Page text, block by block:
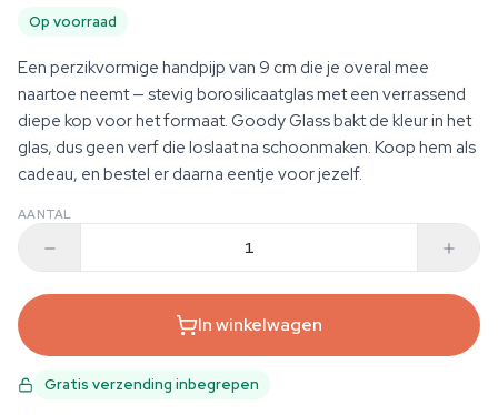
Op voorraad
Een perzikvormige handpijp van 9 cm die je overal mee
naartoe neemt — stevig borosilicaatglas met een verrassend
diepe kop voor het formaat. Goody Glass bakt de kleur in het
glas, dus geen verf die loslaat na schoonmaken. Koop hem als
cadeau, en bestel er daarna eentje voor jezelf.
AANTAL
In winkelwagen
Gratis verzending inbegrepen